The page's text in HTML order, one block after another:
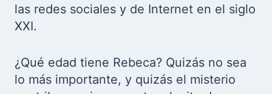
las redes sociales y de Internet en el siglo
XXI.
¿Qué edad tiene Rebeca? Quizás no sea
lo más importante, y quizás el misterio